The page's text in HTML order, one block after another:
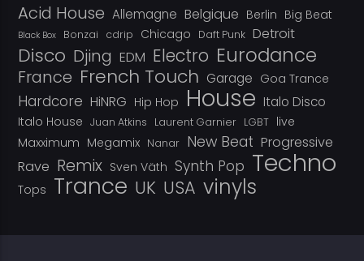
Acid House Allemagne Belgique Berlin Big Beat
Black Box Bonzai cdrip Chicago Daft Punk Detroit
Disco Djing EDM Electro Eurodance
France French Touch Garage Goa Trance
Hardcore HiNRG Hip Hop House Italo Disco
Italo House Juan Atkins Laurent Garnier LGBT live
Maxximum Megamix Nanar New Beat Progressive
Rave Remix Sven Väth Synth Pop Techno
Tops Trance UK USA vinyls